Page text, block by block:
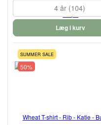
4 år (104)
Læg i kurv
SUMMER SALE
50%